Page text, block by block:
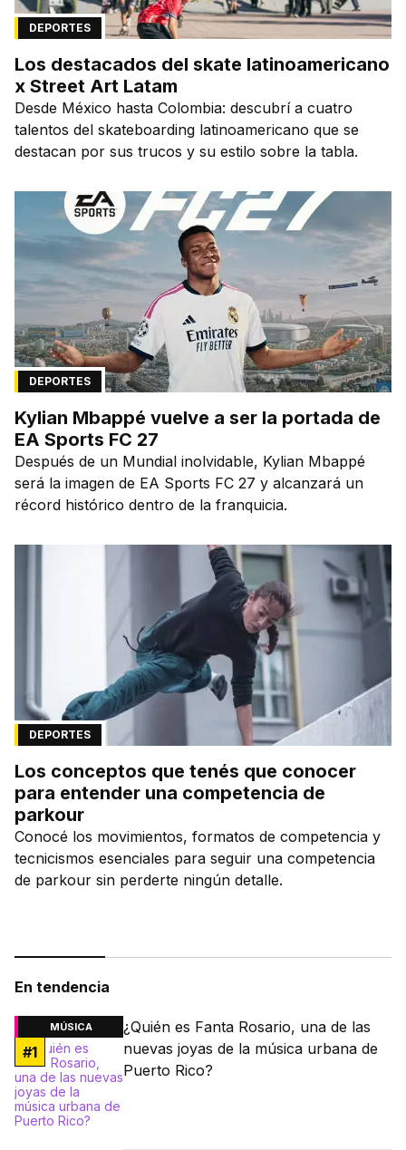
DEPORTES
Los destacados del skate latinoamericano
x Street Art Latam
Desde México hasta Colombia: descubrí a cuatro
talentos del skateboarding latinoamericano que se
destacan por sus trucos y su estilo sobre la tabla.
DEPORTES
Kylian Mbappé vuelve a ser la portada de
EA Sports FC 27
Después de un Mundial inolvidable, Kylian Mbappé
será la imagen de EA Sports FC 27 y alcanzará un
récord histórico dentro de la franquicia.
DEPORTES
Los conceptos que tenés que conocer
para entender una competencia de
parkour
Conocé los movimientos, formatos de competencia y
tecnicismos esenciales para seguir una competencia
de parkour sin perderte ningún detalle.
En tendencia
MÚSICA
#1
¿Quién es Fanta Rosario, una de las
nuevas joyas de la música urbana de
Puerto Rico?